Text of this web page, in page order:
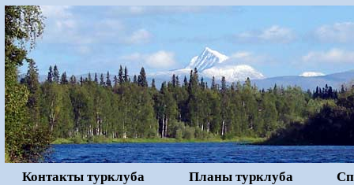
Контакты турклуба Планы турклуба